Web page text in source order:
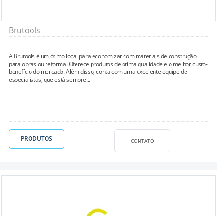
Brutools
A Brutools é um ótimo local para economizar com materiais de construção
para obras ou reforma. Oferece produtos de ótima qualidade e o melhor custo-
benefício do mercado. Além disso, conta com uma excelente equipe de
especialistas, que está sempre...
PRODUTOS CONTATO